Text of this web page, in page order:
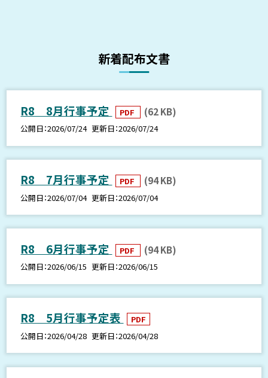
新着配布文書
R8 8月行事予定 PDF (62 KB)
公開日 2026/07/24 更新日 2026/07/24
R8 7月行事予定 PDF (94 KB)
公開日 2026/07/04 更新日 2026/07/04
R8 6月行事予定 PDF (94 KB)
公開日 2026/06/15 更新日 2026/06/15
R8 5月行事予定表
PDF
公開日 2026/04/28 更新日 2026/04/28